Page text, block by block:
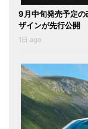
9月中旬発売予定の
ザインが先行公開
1日 ago